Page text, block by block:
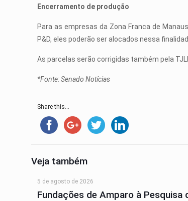
Encerramento de produção
Para as empresas da Zona Franca de
P&D, eles poderão ser alocados nessa
As parcelas serão corrigidas também pela
*Fonte: Senado Notícias
Share this...
Veja também
5 de agosto de 2026
Fundações de Amparo à Pesquisa